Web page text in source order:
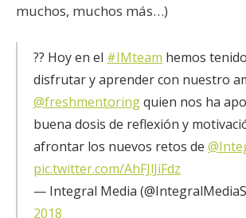
muchos, muchos más…)
?? Hoy en el #IMteam hemos
disfrutar y aprender con nuestro
@freshmentoringquien nos ha
buena dosis de reflexión y
afrontar los nuevos retos de
pic.twitter.com/AhFJlJiFdz
— Integral Media
2018